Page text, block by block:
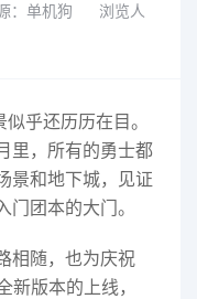
：单机狗
浏览人
乎还历历在目。
里，所有的勇士都
景和地下城，见证
团本的大门。
相随，也为庆祝
版本的上线，